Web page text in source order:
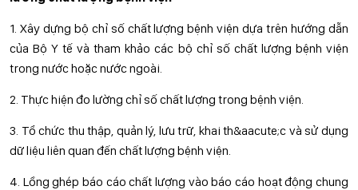
1. Xây dựng bộ chỉ số chất lượng bệnh viện dựa trên hướng dẫn
của Bộ Y tế và tham khảo các bộ chỉ số chất lượng bệnh viện
trong nước hoặc nước ngoài.
2. Thực hiện đo lường chỉ số chất lượng trong bệnh viện.
3. Tổ chức thu thập, quản lý, lưu trữ, khai th&aacute;c và sử dụng
dữ liệu liên quan đến chất lượng bệnh viện.
4. Lồng ghép báo cáo chất lượng vào báo cáo hoạt động chung